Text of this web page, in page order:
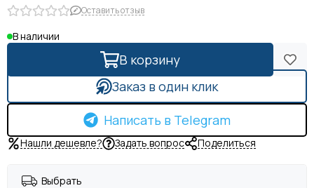
Оставить отзыв
В наличии
В корзину
Заказ в один клик
Написать в Telegram
Нашли дешевле? Задать вопрос Поделиться
Выбрать